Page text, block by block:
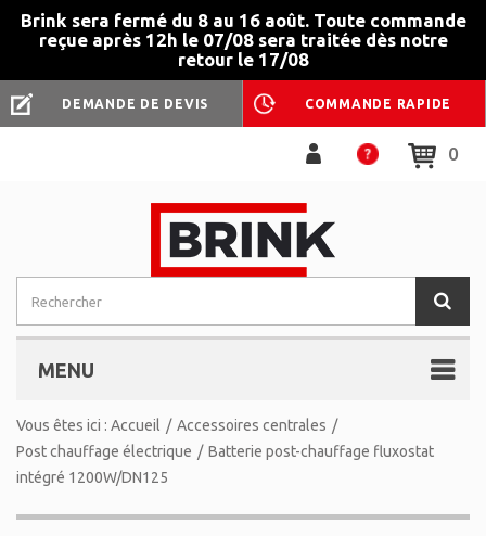
Brink sera fermé du 8 au 16 août. Toute commande
reçue après 12h le 07/08 sera traitée dès notre
retour le 17/08
DEMANDE DE DEVIS COMMANDE RAPIDE
0
MENU
Vous êtes ici : Accueil / Accessoires centrales /
Post chauffage électrique / Batterie post-chauffage fluxostat
intégré 1200W/DN125